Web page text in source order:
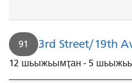
91 3rd Street/19th
12 шьыжьымҭан - 5